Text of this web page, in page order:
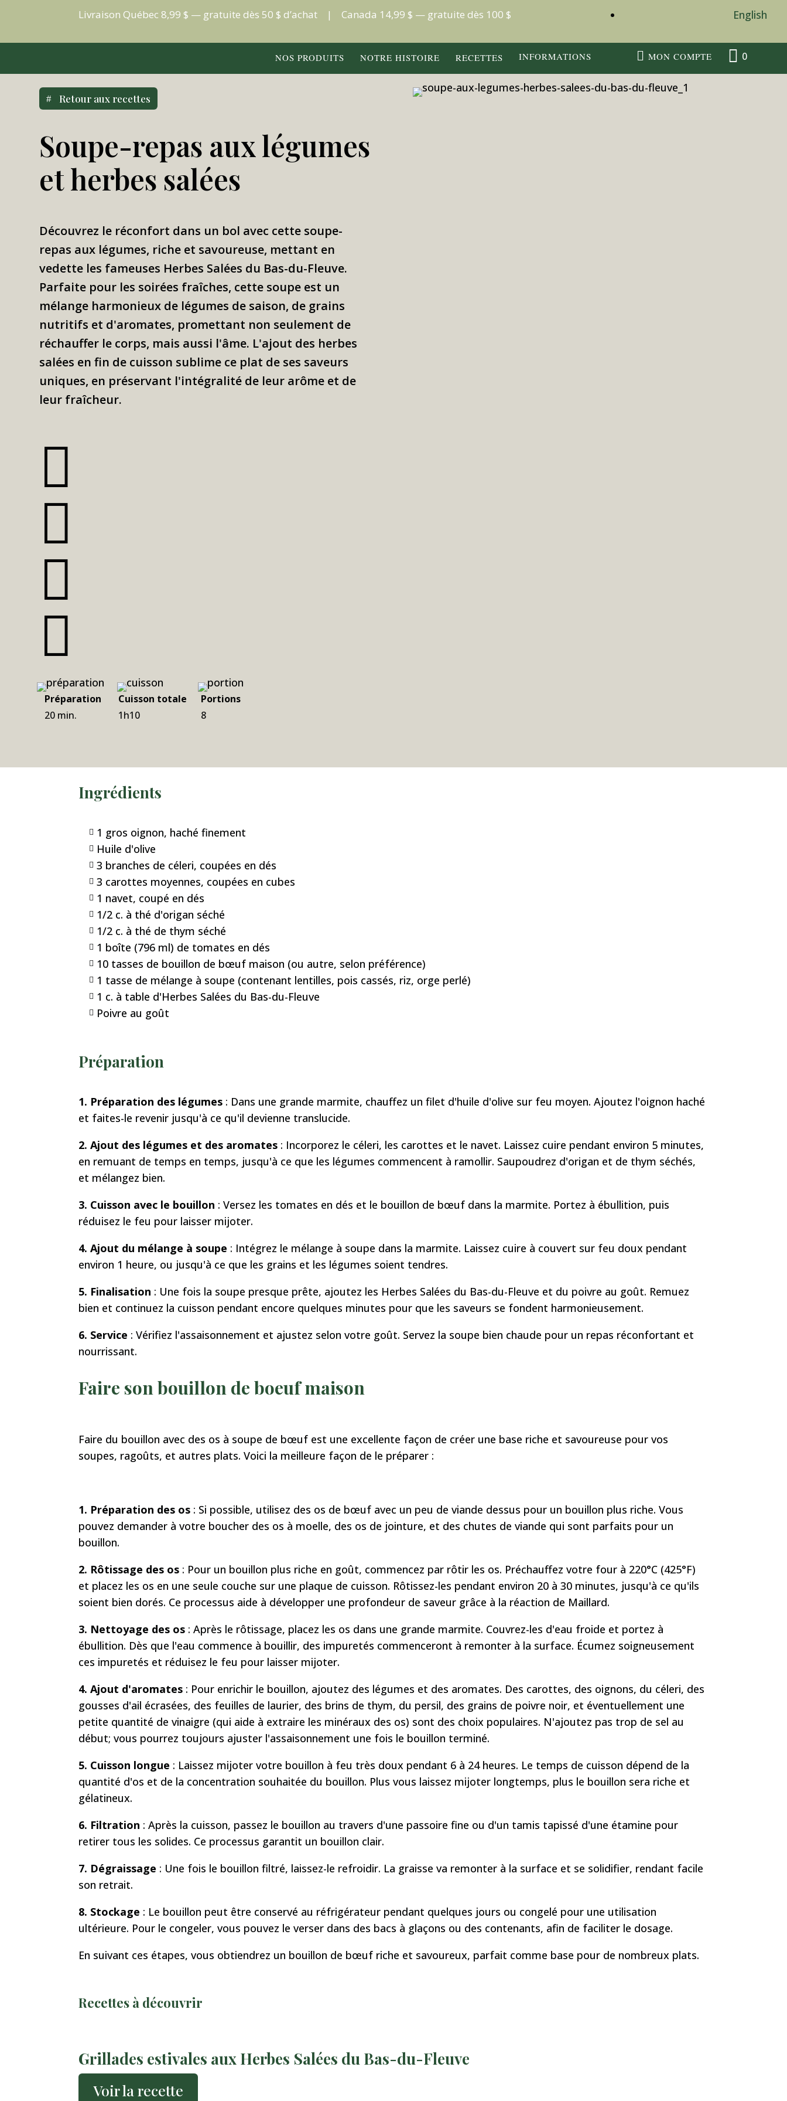
Livraison Québec 8,99 $ — gratuite dès 50 $ d’achat | Canada 14,99 $ — gratuite dès 100 $ English
NOS PRODUITS NOTRE HISTOIRE RECETTES INFORMATIONS  MON COMPTE  0
Retour aux recettes
Soupe-repas aux légumes
et herbes salées
Découvrez le réconfort dans un bol avec cette soupe-
repas aux légumes, riche et savoureuse, mettant en
vedette les fameuses Herbes Salées du Bas-du-Fleuve.
Parfaite pour les soirées fraîches, cette soupe est un
mélange harmonieux de légumes de saison, de grains
nutritifs et d'aromates, promettant non seulement de
réchauffer le corps, mais aussi l'âme. L'ajout des herbes
salées en fin de cuisson sublime ce plat de ses saveurs
uniques, en préservant l'intégralité de leur arôme et de
leur fraîcheur.




Préparation
20 min.
Cuisson totale
1h10
Portions
8
Ingrédients
 1 gros oignon, haché finement
 Huile d'olive
 3 branches de céleri, coupées en dés
 3 carottes moyennes, coupées en cubes
 1 navet, coupé en dés
 1/2 c. à thé d'origan séché
 1/2 c. à thé de thym séché
 1 boîte (796 ml) de tomates en dés
 10 tasses de bouillon de bœuf maison (ou autre, selon préférence)
 1 tasse de mélange à soupe (contenant lentilles, pois cassés, riz, orge perlé)
 1 c. à table d'Herbes Salées du Bas-du-Fleuve
 Poivre au goût
Préparation
1. Préparation des légumes : Dans une grande marmite, chauffez un filet d'huile d'olive sur feu moyen. Ajoutez l'oignon haché
et faites-le revenir jusqu'à ce qu'il devienne translucide.
2. Ajout des légumes et des aromates : Incorporez le céleri, les carottes et le navet. Laissez cuire pendant environ 5 minutes,
en remuant de temps en temps, jusqu'à ce que les légumes commencent à ramollir. Saupoudrez d'origan et de thym séchés,
et mélangez bien.
3. Cuisson avec le bouillon : Versez les tomates en dés et le bouillon de bœuf dans la marmite. Portez à ébullition, puis
réduisez le feu pour laisser mijoter.
4. Ajout du mélange à soupe : Intégrez le mélange à soupe dans la marmite. Laissez cuire à couvert sur feu doux pendant
environ 1 heure, ou jusqu'à ce que les grains et les légumes soient tendres.
5. Finalisation : Une fois la soupe presque prête, ajoutez les Herbes Salées du Bas-du-Fleuve et du poivre au goût. Remuez
bien et continuez la cuisson pendant encore quelques minutes pour que les saveurs se fondent harmonieusement.
6. Service : Vérifiez l'assaisonnement et ajustez selon votre goût. Servez la soupe bien chaude pour un repas réconfortant et
nourrissant.
Faire son bouillon de boeuf maison
Faire du bouillon avec des os à soupe de bœuf est une excellente façon de créer une base riche et savoureuse pour vos
soupes, ragoûts, et autres plats. Voici la meilleure façon de le préparer :
1. Préparation des os : Si possible, utilisez des os de bœuf avec un peu de viande dessus pour un bouillon plus riche. Vous
pouvez demander à votre boucher des os à moelle, des os de jointure, et des chutes de viande qui sont parfaits pour un
bouillon.
2. Rôtissage des os : Pour un bouillon plus riche en goût, commencez par rôtir les os. Préchauffez votre four à 220°C (425°F)
et placez les os en une seule couche sur une plaque de cuisson. Rôtissez-les pendant environ 20 à 30 minutes, jusqu'à ce qu'ils
soient bien dorés. Ce processus aide à développer une profondeur de saveur grâce à la réaction de Maillard.
3. Nettoyage des os : Après le rôtissage, placez les os dans une grande marmite. Couvrez-les d'eau froide et portez à
ébullition. Dès que l'eau commence à bouillir, des impuretés commenceront à remonter à la surface. Écumez soigneusement
ces impuretés et réduisez le feu pour laisser mijoter.
4. Ajout d'aromates : Pour enrichir le bouillon, ajoutez des légumes et des aromates. Des carottes, des oignons, du céleri, des
gousses d'ail écrasées, des feuilles de laurier, des brins de thym, du persil, des grains de poivre noir, et éventuellement une
petite quantité de vinaigre (qui aide à extraire les minéraux des os) sont des choix populaires. N'ajoutez pas trop de sel au
début; vous pourrez toujours ajuster l'assaisonnement une fois le bouillon terminé.
5. Cuisson longue : Laissez mijoter votre bouillon à feu très doux pendant 6 à 24 heures. Le temps de cuisson dépend de la
quantité d'os et de la concentration souhaitée du bouillon. Plus vous laissez mijoter longtemps, plus le bouillon sera riche et
gélatineux.
6. Filtration : Après la cuisson, passez le bouillon au travers d'une passoire fine ou d'un tamis tapissé d'une étamine pour
retirer tous les solides. Ce processus garantit un bouillon clair.
7. Dégraissage : Une fois le bouillon filtré, laissez-le refroidir. La graisse va remonter à la surface et se solidifier, rendant facile
son retrait.
8. Stockage : Le bouillon peut être conservé au réfrigérateur pendant quelques jours ou congelé pour une utilisation
ultérieure. Pour le congeler, vous pouvez le verser dans des bacs à glaçons ou des contenants, afin de faciliter le dosage.
En suivant ces étapes, vous obtiendrez un bouillon de bœuf riche et savoureux, parfait comme base pour de nombreux plats.
Recettes à découvrir
Grillades estivales aux Herbes Salées du Bas-du-Fleuve
Voir la recette